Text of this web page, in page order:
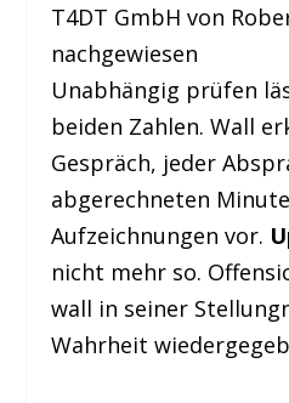
T4DT GmbH von
nachgewiesen
Unabhängig prüfen
beiden Zahlen. Wall
Gespräch, jeder
abgerechneten
Aufzeichnungen vor.
nicht mehr so.
wall in seiner
Wahrheit